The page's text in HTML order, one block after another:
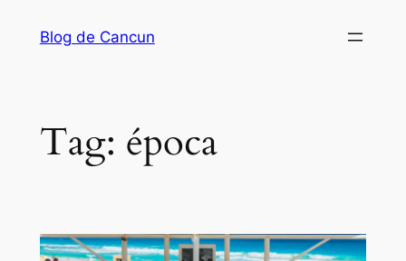
Blog de Cancun
Tag: época